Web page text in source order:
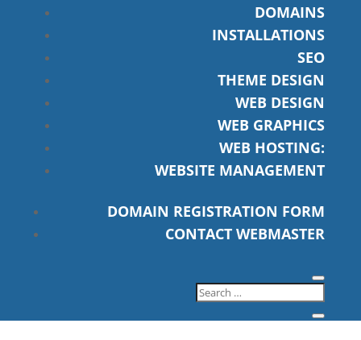
DOMAINS
INSTALLATIONS
SEO
THEME DESIGN
WEB DESIGN
WEB GRAPHICS
WEB HOSTING:
WEBSITE MANAGEMENT
DOMAIN REGISTRATION FORM
CONTACT WEBMASTER